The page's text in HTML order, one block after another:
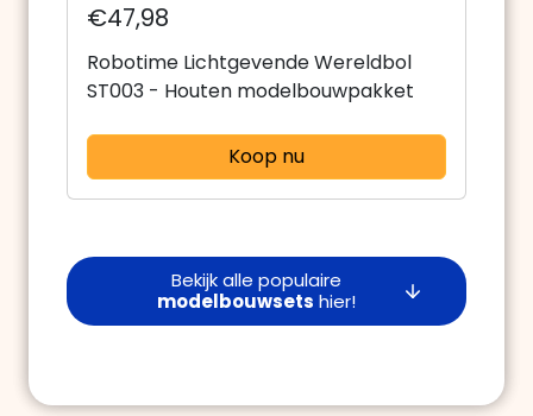
€47,98
Robotime Lichtgevende Wereldbol
ST003 - Houten modelbouwpakket
Koop nu
Bekijk alle populaire
modelbouwsets hier!